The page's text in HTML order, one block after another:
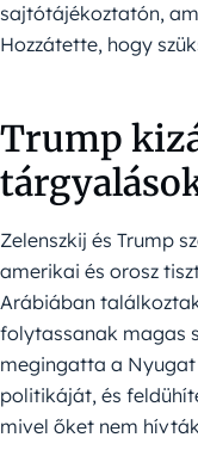
sajtótájékoztatón,
Hozzátette, hogy
Trump
Zelenszkij és Trump
amerikai és orosz
Arábiában
folytassanak magas
megingatta a Nyugat
politikáját, és
mivel őket nem